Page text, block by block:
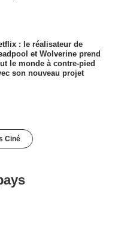
: le réalisateur de
et Wolverine prend
le monde à contre-pied
son nouveau projet
Ciné